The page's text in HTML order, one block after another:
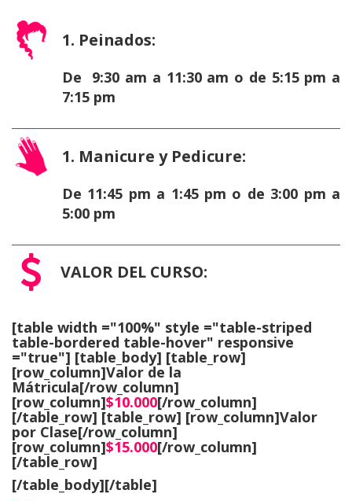
1. Peinados:
De 9:30 am a 11:30 am o de 5:15 pm a
7:15 pm
1. Manicure y Pedicure:
De 11:45 pm a 1:45 pm o de 3:00 pm a
5:00 pm
VALOR DEL CURSO:
[table width ="100%" style ="table-striped
table-bordered table-hover" responsive
="true"] [table_body] [table_row]
[row_column]Valor de la
Mátricula[/row_column]
[row_column]$10.000[/row_column]
[/table_row] [table_row] [row_column]Valor
por Clase[/row_column]
[row_column]$15.000[/row_column]
[/table_row]
[/table_body][/table]